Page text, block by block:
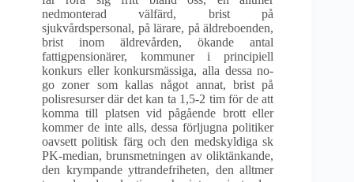
nedmonterad välfärd, brist på
sjukvårdspersonal, på lärare, på äldreboenden,
brist inom äldrevården, ökande antal
fattigpensionärer, kommuner i principiell
konkurs eller konkursmässiga, alla dessa no-
go zoner som kallas något annat, brist på
polisresurser där det kan ta 1,5-2 tim för de att
komma till platsen vid pågående brott eller
kommer de inte alls, dessa förljugna politiker
oavsett politisk färg och den medskyldiga sk
PK-median, brunsmetningen av oliktänkande,
den krympande yttrandefriheten, den alltmer